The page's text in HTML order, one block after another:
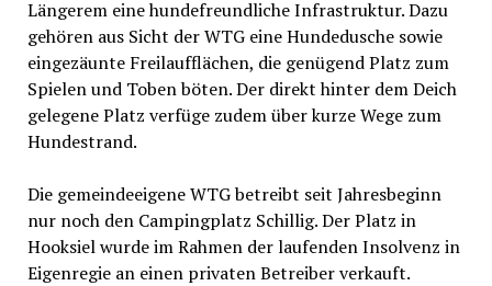
Längerem eine hundefreundliche Infrastruktur. Dazu
gehören aus Sicht der WTG eine Hundedusche sowie
eingezäunte Freilaufflächen, die genügend Platz zum
Spielen und Toben böten. Der direkt hinter dem Deich
gelegene Platz verfüge zudem über kurze Wege zum
Hundestrand.
Die gemeindeeigene WTG betreibt seit Jahresbeginn
nur noch den Campingplatz Schillig. Der Platz in
Hooksiel wurde im Rahmen der laufenden Insolvenz in
Eigenregie an einen privaten Betreiber verkauft.